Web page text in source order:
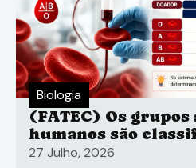
Biologia
(FATEC) Os grupos
humanos são
sistema ABO
27 Julho, 2026